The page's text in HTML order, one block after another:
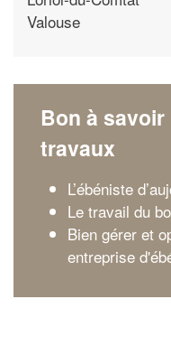
Valouse
Bon à
travaux
L’ébéniste
Le travail du
Bien gérer et
entreprise